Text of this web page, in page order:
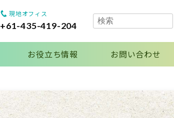
現地オフィス
+61-435-419-204
お役立ち情報 お問い合わせ